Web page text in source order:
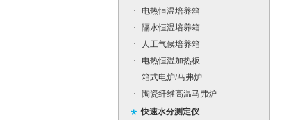
·
电热恒温培养箱
·
隔水恒温培养箱
·
人工气候培养箱
·
电热恒温加热板
·
箱式电炉/马弗炉
·
陶瓷纤维高温马弗炉
快速水分测定仪